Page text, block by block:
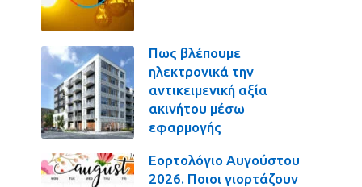
Πως βλέπουμε
ηλεκτρονικά την
αντικειμενική αξία
ακινήτου μέσω
εφαρμογής
Εορτολόγιο Αυγούστου
2026. Ποιοι γιορτάζουν